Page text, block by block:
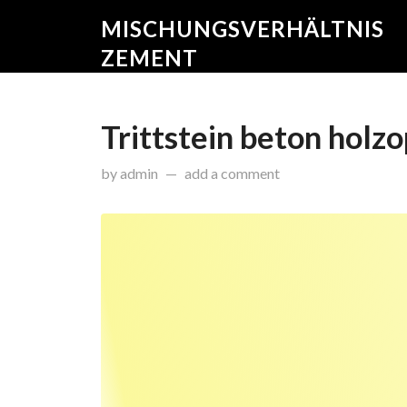
MISCHUNGSVERHÄLTNIS
ZEMENT
Trittstein beton
byadmin onNovember 28, 2014
add a comment